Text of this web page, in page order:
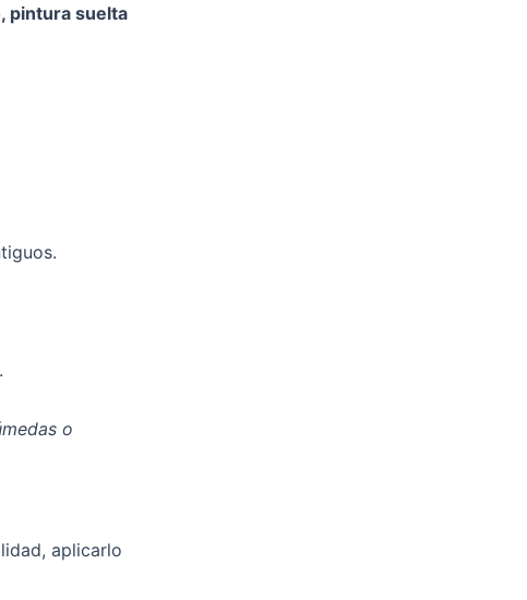
pintura suelta
o
aplicarlo